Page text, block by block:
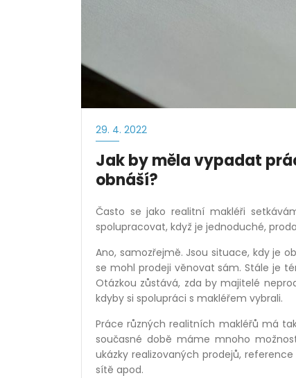
29. 4. 2022
Jak by měla vypadat
obnáší?
Často se jako realitní makléři
spolupracovat, když je jednoduché,
Ano, samozřejmě. Jsou situace, kdy je
se mohl prodeji věnovat sám. Stále je té
Otázkou zůstává, zda by majitelé
kdyby si spolupráci s makléřem vybrali.
Práce různých realitních makléřů má
současné době máme mnoho
ukázky realizovaných prodejů,
sítě apod.